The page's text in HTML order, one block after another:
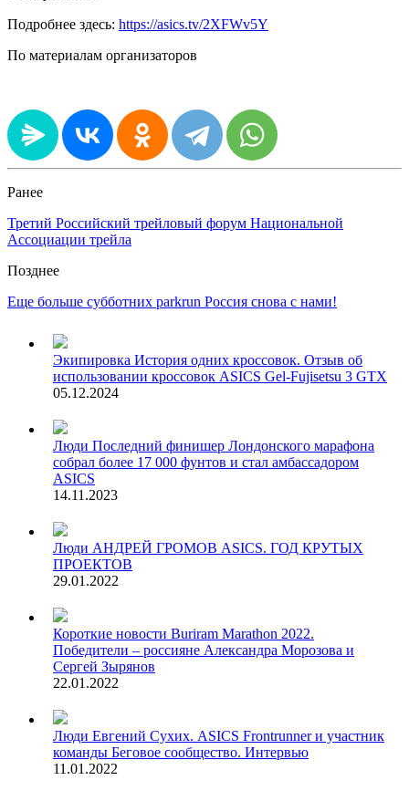
Подробнее здесь: https://asics.tv/2XFWv5Y
По материалам организаторов
Ранее
Третий Российский трейловый форум Национальной
Ассоциации трейла
Позднее
Еще больше субботних parkrun Россия снова с нами!
Экипировка История одних кроссовок. Отзыв об
использовании кроссовок ASICS Gel-Fujisetsu 3 GTX
05.12.2024
Люди Последний финишер Лондонского марафона
собрал более 17 000 фунтов и стал амбассадором
ASICS
14.11.2023
Люди АНДРЕЙ ГРОМОВ ASICS. ГОД КРУТЫХ
ПРОЕКТОВ
29.01.2022
Короткие новости Buriram Marathon 2022.
Победители – россияне Александра Морозова и
Сергей Зырянов
22.01.2022
Люди Евгений Сухих. ASICS Frontrunner и участник
команды Беговое сообщество. Интервью
11.01.2022